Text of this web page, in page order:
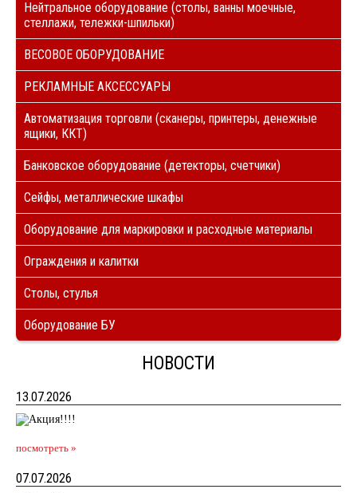
Нейтральное оборудование (столы, ванны моечные,
стеллажи, тележки-шпильки)
ВЕСОВОЕ ОБОРУДОВАНИЕ
РЕКЛАМНЫЕ АКСЕССУАРЫ
Автоматизация торговли (сканеры, принтеры, денежные
ящики, ККТ)
Банковское оборудование (детекторы, счетчики)
Сейфы, металлические шкафы
Оборудование для маркировки и расходные материалы
Ограждения и калитки
Столы, стулья
Оборудование БУ
НОВОСТИ
13.07.2026
посмотреть »
07.07.2026